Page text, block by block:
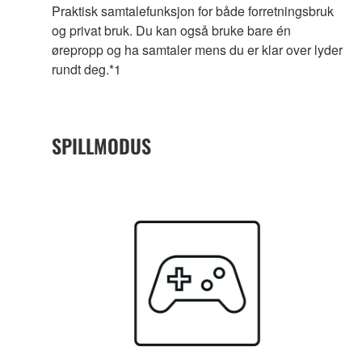
Praktisk samtalefunksjon for både forretningsbruk
og privat bruk. Du kan også bruke bare én
ørepropp og ha samtaler mens du er klar over lyder
rundt deg.*1
SPILLMODUS